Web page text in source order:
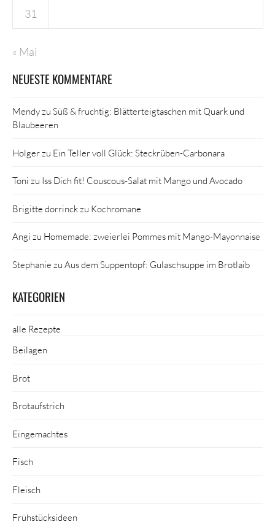
31
« Mai
NEUESTE KOMMENTARE
Mendyzu Süß & fruchtig: Blätterteigtaschen mit Quark und
Blaubeeren
Holgerzu Ein Teller voll Glück: Steckrüben-Carbonara
Toni zu Iss Dich fit! Couscous-Salat mit Mango und Avocado
Brigitte dorrinckzu Kochromane
Angi zu Homemade: zweierlei Pommes mit Mango-Mayonnaise
Stephanie zu Aus dem Suppentopf: Gulaschsuppe im Brotlaib
KATEGORIEN
alle Rezepte
Beilagen
Brot
Brotaufstrich
Eingemachtes
Fisch
Fleisch
Frühstücksideen